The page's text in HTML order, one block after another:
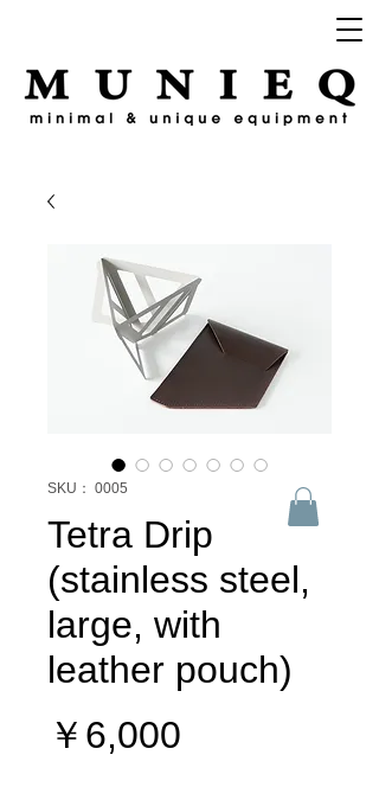
SKU： 0005
Tetra Drip
(stainless steel,
large, with
leather pouch)
￥6,000